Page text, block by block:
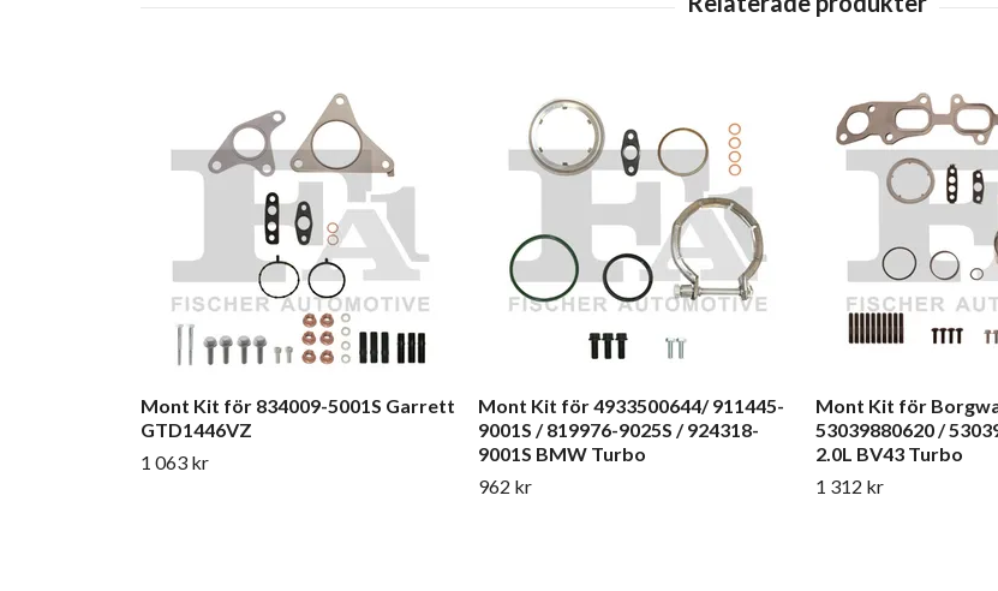
Mont Kit för 834009-5001S Garrett
GTD1446VZ
1 063 kr
Mont Kit för 4933500644/ 911445-
9001S / 819976-9025S / 924318-
9001S BMW Turbo
962 kr
Mont Kit för
53039880620 /
2.0L BV43 Turbo
1 312 kr